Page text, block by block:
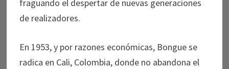
fraguando el despertar de nuevas generaciones
de realizadores.
En 1953, y por razones económicas, Bongue se
radica en Cali, Colombia, donde no abandona el